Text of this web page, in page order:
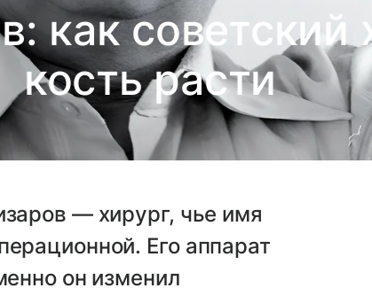
как советский
кость расти
— хирург, чье имя
Его аппарат
он изменил